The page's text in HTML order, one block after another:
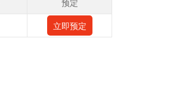
预定
立即预定